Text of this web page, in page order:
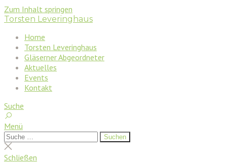
Zum Inhalt springen
Torsten Leveringhaus
Home
Torsten Leveringhaus
Gläserner Abgeordneter
Aktuelles
Events
Kontakt
Suche
Menü
Suchen
nach:
Suchen
Suche
schließen
Schließen